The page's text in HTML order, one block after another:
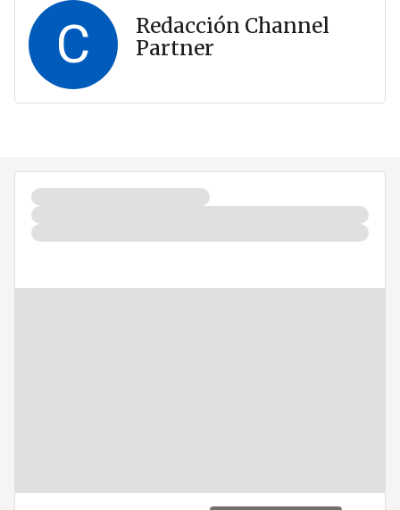
C
Redacción Channel
Partner